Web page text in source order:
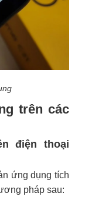
trên các
điện thoại
ứng dụng tích
pháp sau: